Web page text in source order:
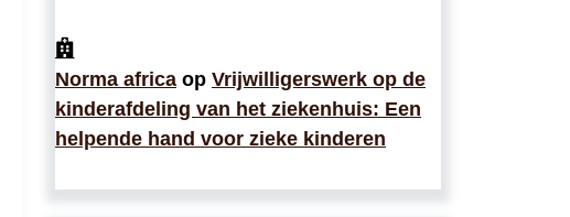
Norma africa op Vrijwilligerswerk op de
kinderafdeling van het ziekenhuis: Een
helpende hand voor zieke kinderen